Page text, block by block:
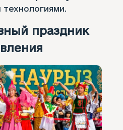
праздник